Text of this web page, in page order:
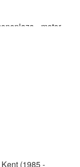
motor
trasera, con
de fibra de
un chasis de
de lona y
o bien con
km/h (ya que
y un consumo
el volante de
(1985 -